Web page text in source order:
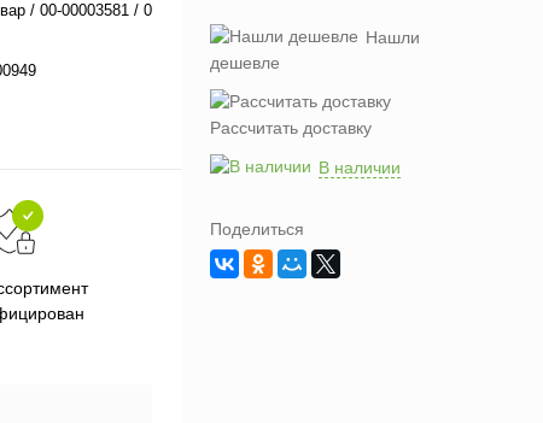
/ 00-00003581 / 0
Нашли
дешевле
Рассчитать доставку
В наличии
Поделиться